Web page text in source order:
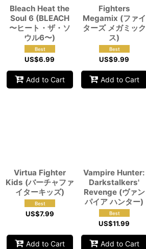
Bleach Heat the
Soul 6 (BLEACH
〜ヒート・ザ・ソ
ウル6〜)
US$6.99
Add to Cart
Fighters
Megamix (ファイ
ターズ メガミック
ス)
US$9.99
Add to Cart
Virtua Fighter
Kids (バーチャファ
イターキッズ)
US$7.99
Add to Cart
Vampire Hunter:
Darkstalkers'
Revenge (ヴァン
パイア ハンター)
US$11.99
Add to Cart